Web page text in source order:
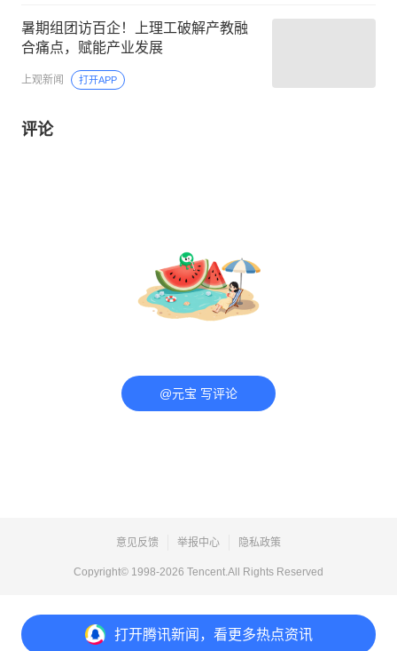
打开腾讯新闻，看更多热点资讯
暑期组团访百企！上理工破解产教融
合痛点，赋能产业发展
上观新闻 打开APP
评论
@元宝 写评论
意见反馈 举报中心 隐私政策
Copyright© 1998-2026 Tencent.All Rights Reserved